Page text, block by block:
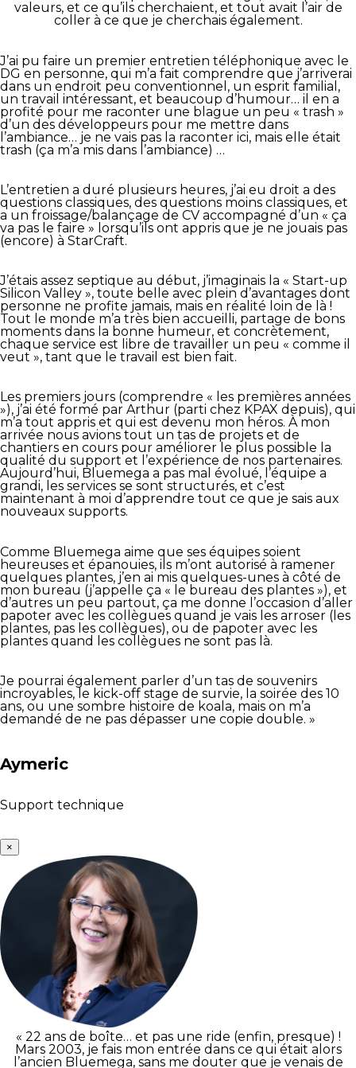
valeurs, et ce qu’ils cherchaient, et tout avait l’air de
coller à ce que je cherchais également.
J’ai pu faire un premier entretien téléphonique avec le
DG en personne, qui m’a fait comprendre que j’arriverai
dans un endroit peu conventionnel, un esprit familial,
un travail intéressant, et beaucoup d’humour… il en a
profité pour me raconter une blague un peu « trash »
d’un des développeurs pour me mettre dans
l’ambiance… je ne vais pas la raconter ici, mais elle était
trash (ça m’a mis dans l’ambiance) …
L’entretien a duré plusieurs heures, j’ai eu droit a des
questions classiques, des questions moins classiques, et
a un froissage/balançage de CV accompagné d’un « ça
va pas le faire » lorsqu’ils ont appris que je ne jouais pas
(encore) à StarCraft.
J’étais assez septique au début, j’imaginais la « Start-up
Silicon Valley », toute belle avec plein d’avantages dont
personne ne profite jamais, mais en réalité loin de là !
Tout le monde m’a très bien accueilli, partage de bons
moments dans la bonne humeur, et concrètement,
chaque service est libre de travailler un peu « comme il
veut », tant que le travail est bien fait.
Les premiers jours (comprendre « les premières années
»), j’ai été formé par Arthur (parti chez KPAX depuis), qui
m’a tout appris et qui est devenu mon héros. À mon
arrivée nous avions tout un tas de projets et de
chantiers en cours pour améliorer le plus possible la
qualité du support et l’expérience de nos partenaires.
Aujourd’hui, Bluemega a pas mal évolué, l’équipe a
grandi, les services se sont structurés, et c’est
maintenant à moi d’apprendre tout ce que je sais aux
nouveaux supports.
Comme Bluemega aime que ses équipes soient
heureuses et épanouies, ils m’ont autorisé à ramener
quelques plantes, j’en ai mis quelques-unes à côté de
mon bureau (j’appelle ça « le bureau des plantes »), et
d’autres un peu partout, ça me donne l’occasion d’aller
papoter avec les collègues quand je vais les arroser (les
plantes, pas les collègues), ou de papoter avec les
plantes quand les collègues ne sont pas là.
Je pourrai également parler d’un tas de souvenirs
incroyables, le kick-off stage de survie, la soirée des 10
ans, ou une sombre histoire de koala, mais on m’a
demandé de ne pas dépasser une copie double. »
Aymeric
Support technique
×
« 22 ans de boîte… et pas une ride (enfin, presque) !
Mars 2003, je fais mon entrée dans ce qui était alors
l’ancien Bluemega, sans me douter que je venais de